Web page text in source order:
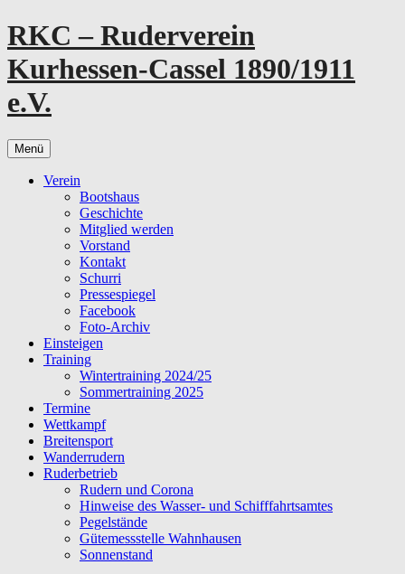
Zum
Inhalt
springen
RKC – Ruderverein
Kurhessen-Cassel 1890/1911
e.V.
Menü
Verein
Bootshaus
Geschichte
Mitglied werden
Vorstand
Kontakt
Schurri
Pressespiegel
Facebook
Foto-Archiv
Einsteigen
Training
Wintertraining 2024/25
Sommertraining 2025
Termine
Wettkampf
Breitensport
Wanderrudern
Ruderbetrieb
Rudern und Corona
Hinweise des Wasser- und Schifffahrtsamtes
Pegelstände
Gütemessstelle Wahnhausen
Sonnenstand